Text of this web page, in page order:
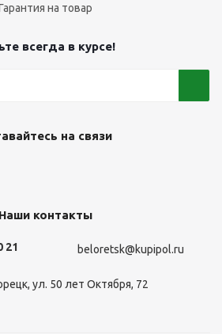
на товар
всегда в курсе!
на связи
Наши контакты
21 beloretsk@kupipol.ru
ул. 50 лет Октября, 72